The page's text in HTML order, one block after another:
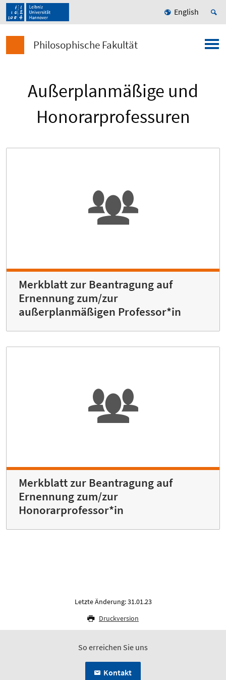
English
Philosophische Fakultät
Außerplanmäßige und
Honorarprofessuren
Merkblatt zur Beantragung auf
Ernennung zum/zur
außerplanmäßigen Professor*in
Merkblatt zur Beantragung auf
Ernennung zum/zur
Honorarprofessor*in
Letzte Änderung: 31.01.23
Druckversion
So erreichen Sie uns
Kontakt